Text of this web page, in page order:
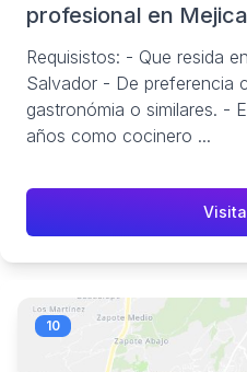
profesional en
2024 - 274 Ofertas
Requisistos: - Que resida
Salvador - De preferencia
gastronómia o similares. -
años como cocinero ...
10